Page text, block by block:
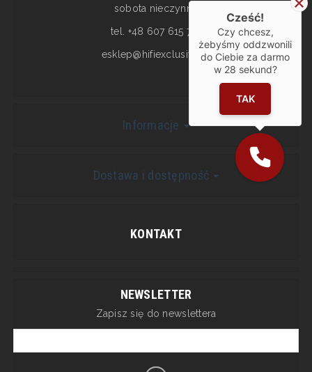
sobota nieczynne
tel. +48 607 615 717
esklep@hifiexclusive.pl
Informacje
Dostawa i dostępność
KONTAKT
NEWSLETTER
Zapisz się do newslettera
Cześć!
Czy chcesz,
żebyśmy oddzwonili
do Ciebie za darmo
w 28 sekund?
TAK